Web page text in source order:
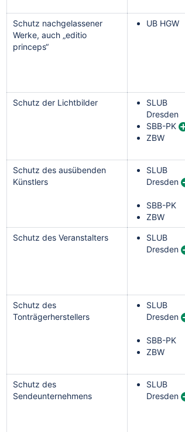
Schutz nachgelassener
Werke, auch „editio
princeps“
UB HGW
Schutz der Lichtbilder
SLUB
Dresden
SBB-PK
ZBW
Schutz des ausübenden
Künstlers
SLUB
Dresden
SBB-PK
ZBW
Schutz des Veranstalters
SLUB
Dresden
Schutz des
Tonträgerherstellers
SLUB
Dresden
SBB-PK
ZBW
Schutz des
Sendeunternehmens
SLUB
Dresden